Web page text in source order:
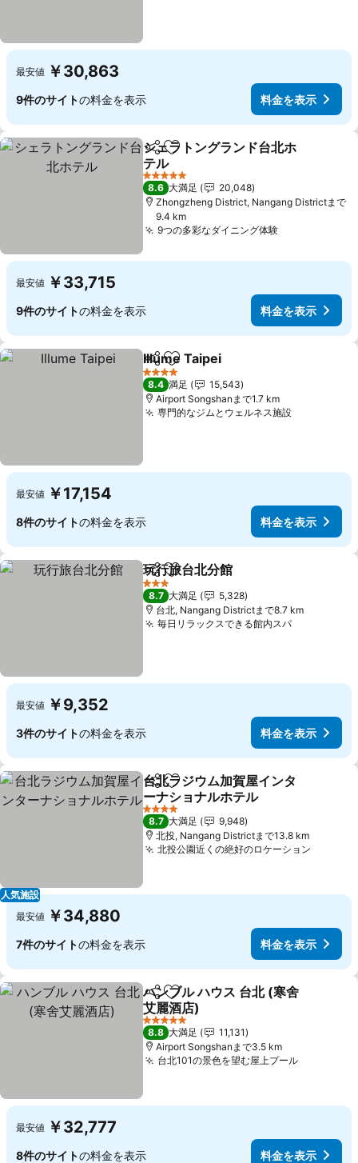
最安値 ￥30,863
9件のサイトの料金を表示 料金を表示
シェアお気に入りに追加
シェラトングランド台北ホ
テル
料金を表示
5 ホテルのランク
8.6 大満足
20,048
Zhongzheng District, Nangang Districtまで
9.4 km
9つの多彩なダイニング体験料金を表示
最安値 ￥33,715
9件のサイトの料金を表示 料金を表示
シェアお気に入りに追加
Illume Taipei
4 ホテルのランク
8.4 満足
15,543
Airport Songshanまで1.7 km
専門的なジムとウェルネス施設料金を表示
最安値 ￥17,154
8件のサイトの料金を表示 料金を表示
シェアお気に入りに追加
玩行旅台北分館
3 ホテルのランク
8.7 大満足
5,328
台北, Nangang Districtまで8.7 km
毎日リラックスできる館内スパ料金を表示
最安値 ￥9,352
3件のサイトの料金を表示 料金を表示
人気施設
シェアお気に入りに追加
台北ラジウム加賀屋インタ
ーナショナルホテル
料金を表示
4 ホテルのランク
8.7 大満足
9,948
北投, Nangang Districtまで13.8 km
北投公園近くの絶好のロケーション
最安値 ￥34,880
7件のサイトの料金を表示 料金を表示
シェアお気に入りに追加
ハンブル ハウス 台北 (寒舍
艾麗酒店)
料金を表示
5 ホテルのランク
8.8 大満足
11,131
Airport Songshanまで3.5 km
台北101の景色を望む屋上プール料金を表
最安値 ￥32,777
8件のサイトの料金を表示 料金を表示